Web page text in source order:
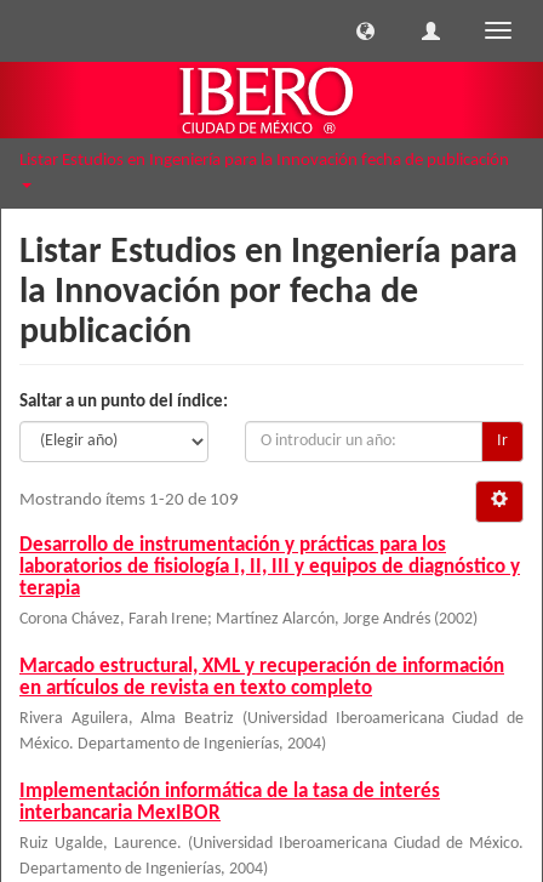
Listar Estudios en Ingeniería para la Innovación fecha de publicación
Listar Estudios en Ingeniería para
la Innovación por fecha de
publicación
Saltar a un punto del índice:
Ir
Mostrando ítems 1-20 de 109
Desarrollo de instrumentación y prácticas para los
laboratorios de fisiología I, II, III y equipos de diagnóstico y
terapia
Corona Chávez, Farah Irene; Martínez Alarcón, Jorge Andrés (2002)
Marcado estructural, XML y recuperación de información
en artículos de revista en texto completo
Rivera Aguilera, Alma Beatriz (Universidad Iberoamericana Ciudad de
México. Departamento de Ingenierías, 2004)
Implementación informática de la tasa de interés
interbancaria MexIBOR
Ruiz Ugalde, Laurence. (Universidad Iberoamericana Ciudad de México.
Departamento de Ingenierías, 2004)